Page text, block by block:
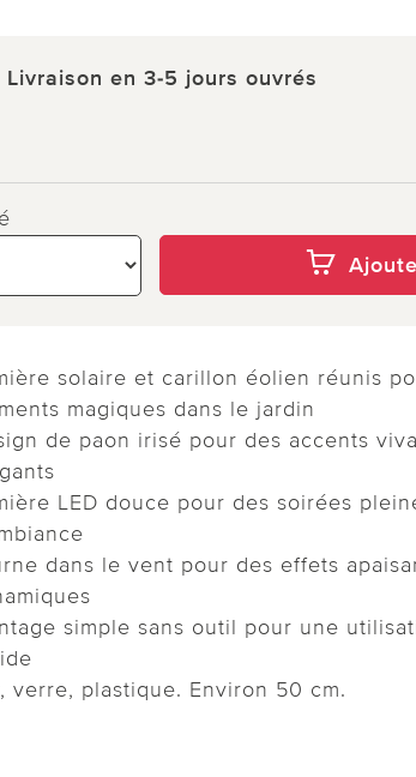
Livraison en 3-5 jours ouvrés
solaire et carillon éolien réunis
magiques dans le jardin
de paon irisé pour des accents
LED douce pour des soirées
dans le vent pour des effets
simple sans outil pour une
verre, plastique. Environ 50 cm.